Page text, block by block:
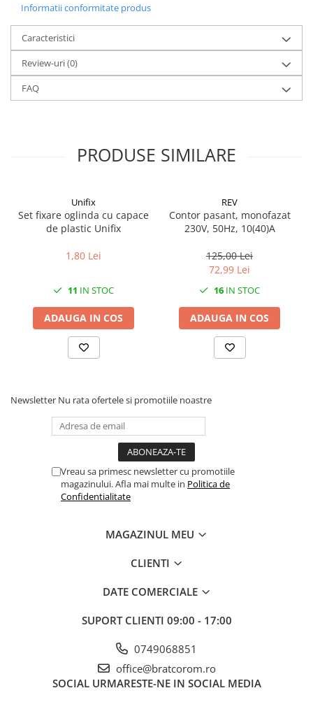
Prosoape de hartie si servetele
Saci gunoi
Servetele umede
Solutii geamuri
Solutii universale
Aparate pentru stropit gradina
Furtunuri gradinarit
Hamace si leagane
Lampi solare
Leagane copii
Lopeti si unelte deszapezit
Mufe si conectori irigare
Panouri si elemente gard
Programatoare stropire
Sere si solarii
Termometre Meteo
Umbrele si pavilioane gradina
Balsam de rufe profesional
Pentru spalare manuala
Detergenti lichizi profesionali
Igiena si Ingrijire personala
chit, ipsos, glet
vopsea și lac vechi
Setul de 10 bucăți oferă un
, fiind
o alegere practică atât pentru profesioniști, cât și pentru
pasionații de bricolaj.
Informatii conformitate produs
Caracteristici
Review-uri(0)
FAQ
PRODUSE SIMILARE
Unifix
Set fixare oglinda cu capace
de plastic Unifix
1,80 Lei
11 IN STOC
ADAUGA IN COS
REV
Contor pasant, monofazat
230V, 50Hz, 10(40)A
125,00 Lei
72,99 Lei
16 IN STOC
ADAUGA IN COS
Newsletter Nu rata ofertele si promotiile noastre
Vreau sa primesc newsletter cu promotiile
magazinului. Afla mai multe in Politica de
Confidentialitate
MAGAZINUL MEU
CLIENTI
DATE COMERCIALE
SUPORT CLIENTI 09:00 - 17:00
0749068851
office@bratcorom.ro
SOCIAL URMARESTE-NE IN SOCIAL MEDIA